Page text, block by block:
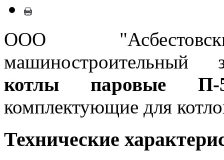
ООО
машиностроительный
котлы паровые П-
комплектующие для
Технические